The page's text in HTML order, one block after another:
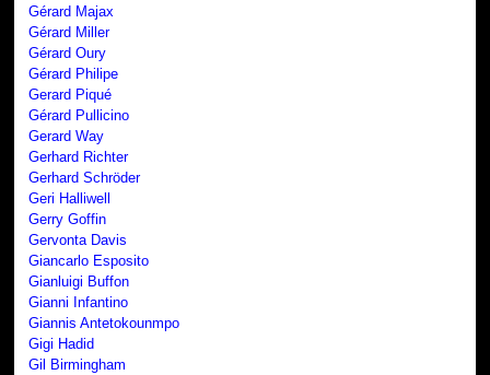
Gérard Majax
Gérard Miller
Gérard Oury
Gérard Philipe
Gerard Piqué
Gérard Pullicino
Gerard Way
Gerhard Richter
Gerhard Schröder
Geri Halliwell
Gerry Goffin
Gervonta Davis
Giancarlo Esposito
Gianluigi Buffon
Gianni Infantino
Giannis Antetokounmpo
Gigi Hadid
Gil Birmingham